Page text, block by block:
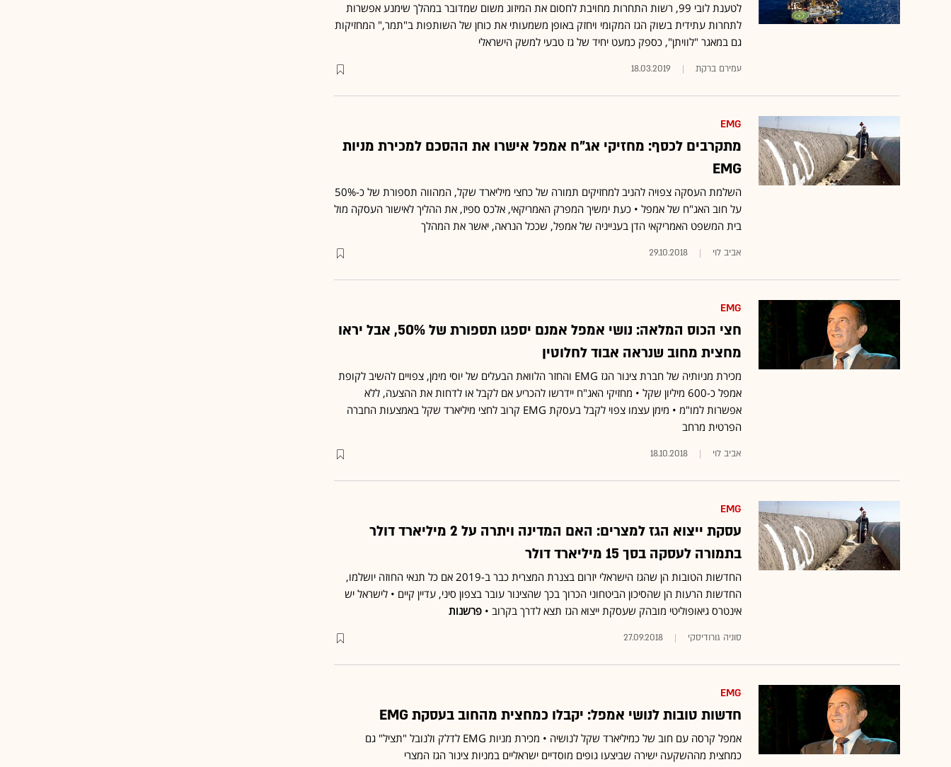
לטענת לובי 99, רשות התחרות מחויבת לחסום את המיזוג משום שמדובר במהלך שימנע אפשרות
לתחרות עתידית בשוק הגז המקומי ויחזק באופן משמעותי את כוחן של השותפות ב"תמר," המחזיקות
גם במאגר "לוויתן", כספק כמעט יחיד של גז טבעי למשק הישראלי
עמירם ברקת 18.03.2019
EMG
מתקרבים לכסף: מחזיקי אג"ח אמפל אישרו את ההסכם למכירת מניות
EMG
השלמת העסקה צפויה להניב למחזיקים תמורה של כחצי מיליארד שקל, המהווה תספורת של כ-50%
על חוב האג"ח של אמפל • כעת ימשיך המפרק האמריקאי, אלכס ספיז, את ההליך לאישור העסקה מול
בית המשפט האמריקאי הדן בענייניה של אמפל, שככל הנראה, יאשר את המהלך
אביב לוי 29.10.2018
EMG
חצי הכוס המלאה: נושי אמפל אמנם יספגו תספורת של 50%, אבל יראו
מחצית מחוב שנראה אבוד לחלוטין
מכירת מניותיה של חברת צינור הגז EMG והחזר הלוואת הבעלים של יוסי מימן, צפויים להשיב לקופת
אמפל כ-600 מיליון שקל • מחזיקי האג"ח יידרשו להכריע אם לקבל או לדחות את ההצעה, ללא
אפשרות למו"מ • מימן עצמו צפוי לקבל בעסקת EMG קרוב לחצי מיליארד שקל באמצעות החברה
הפרטית מרחב
אביב לוי 18.10.2018
EMG
עסקת ייצוא הגז למצרים: האם המדינה ויתרה על 2 מיליארד דולר
בתמורה לעסקה בסך 15 מיליארד דולר
החדשות הטובות הן שהגז הישראלי יזרום בצנרת המצרית כבר ב-2019 אם כל תנאי החוזה יושלמו,
החדשות הרעות הן שהסיכון הביטחוני הכרוך בכך שהצינור עובר בצפון סיני, עדיין קיים • לישראל יש
אינטרס גיאופוליטי מובהק שעסקת ייצוא הגז תצא לדרך בקרוב • פרשנות
סוניה גורודיסקי 27.09.2018
EMG
חדשות טובות לנושי אמפל: יקבלו כמחצית מהחוב בעסקת EMG
אמפל קרסה עם חוב של כמיליארד שקל לנושיה • מכירת מניות EMG לדלק ולנובל "תציל" גם
כמחצית מההשקעה ישירה שביצעו גופים מוסדיים ישראליים במניות צינור הגז המצרי